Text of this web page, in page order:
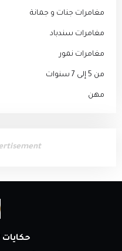
مغامرات جنات و جمانة
مغامرات سندباد
مغامرات نمور
من 5 إلى 7 سنوات
مهن
حكايات HIKAYAT.VIP